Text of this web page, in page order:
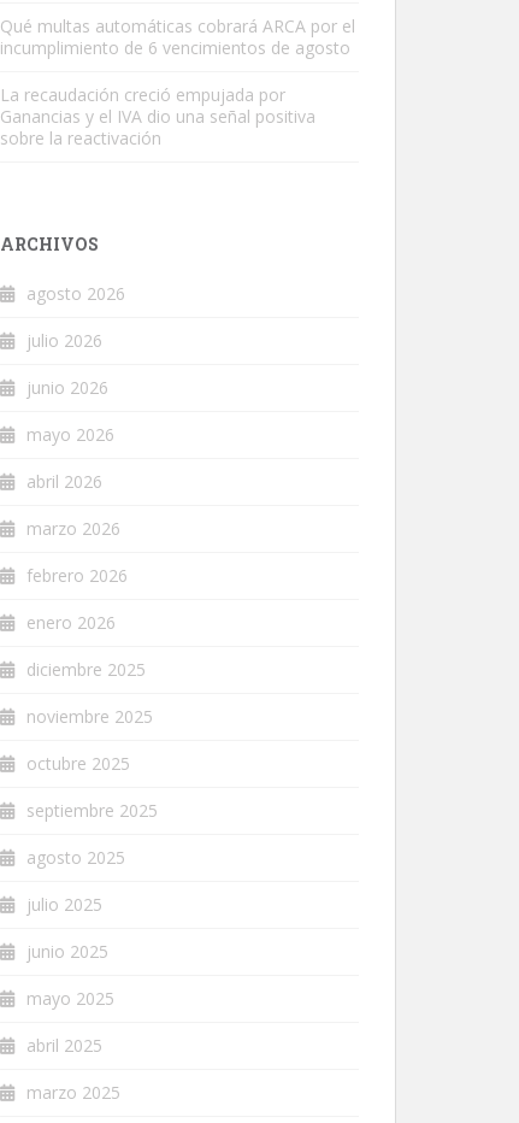
Qué multas automáticas cobrará ARCA por el
incumplimiento de 6 vencimientos de agosto
La recaudación creció empujada por
Ganancias y el IVA dio una señal positiva
sobre la reactivación
ARCHIVOS
agosto 2026
julio 2026
junio 2026
mayo 2026
abril 2026
marzo 2026
febrero 2026
enero 2026
diciembre 2025
noviembre 2025
octubre 2025
septiembre 2025
agosto 2025
julio 2025
junio 2025
mayo 2025
abril 2025
marzo 2025